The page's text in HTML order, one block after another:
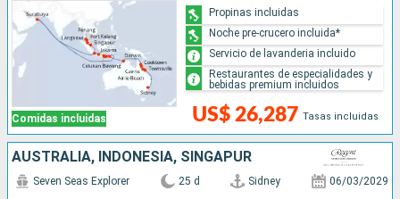
Comidas incluidas US$ 26,287 Tasas incluidas
Propinas incluidas
Noche pre-crucero incluida*
Servicio de lavanderia incluido
Restaurantes de especialidades y
bebidas premium incluidos
AUSTRALIA, INDONESIA, SINGAPUR
Seven Seas Explorer 25 d Sidney 06/03/2029